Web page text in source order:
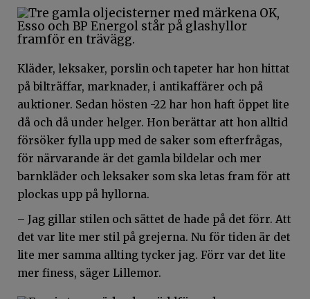
Kläder, leksaker, porslin och tapeter har hon hittat
på bilträffar, marknader, i antikaffärer och på
auktioner. Sedan hösten -22 har hon haft öppet lite
då och då under helger. Hon berättar att hon alltid
försöker fylla upp med de saker som efterfrågas,
för närvarande är det gamla bildelar och mer
barnkläder och leksaker som ska letas fram för att
plockas upp på hyllorna.
– Jag gillar stilen och sättet de hade på det förr. Att
det var lite mer stil på grejerna. Nu för tiden är det
lite mer samma allting tycker jag. Förr var det lite
mer finess, säger Lillemor.